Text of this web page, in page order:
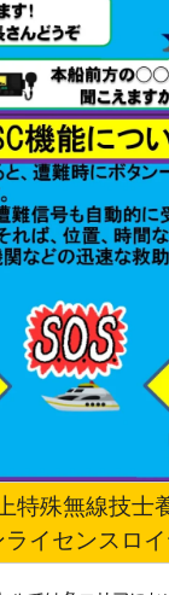
特殊無線技士
ライセンスロ